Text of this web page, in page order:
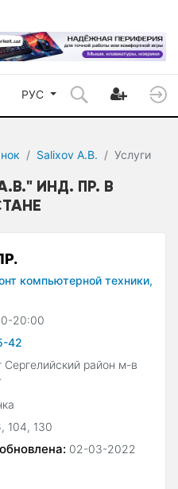
РУС
Salixov A.B. Услуги
ИНД. ПР. В
компьютерной техники,
20:00
42
Сергелийский район м-в
104, 130
02-03-2022